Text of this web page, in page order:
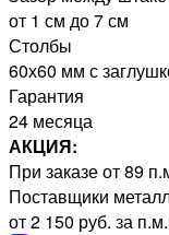
от 1 см до 7 см
Столбы
60х60 мм с
Гарантия
24 месяца
АКЦИЯ:
При заказе от 89
Поставщики
от 2 150 руб. за п.м.